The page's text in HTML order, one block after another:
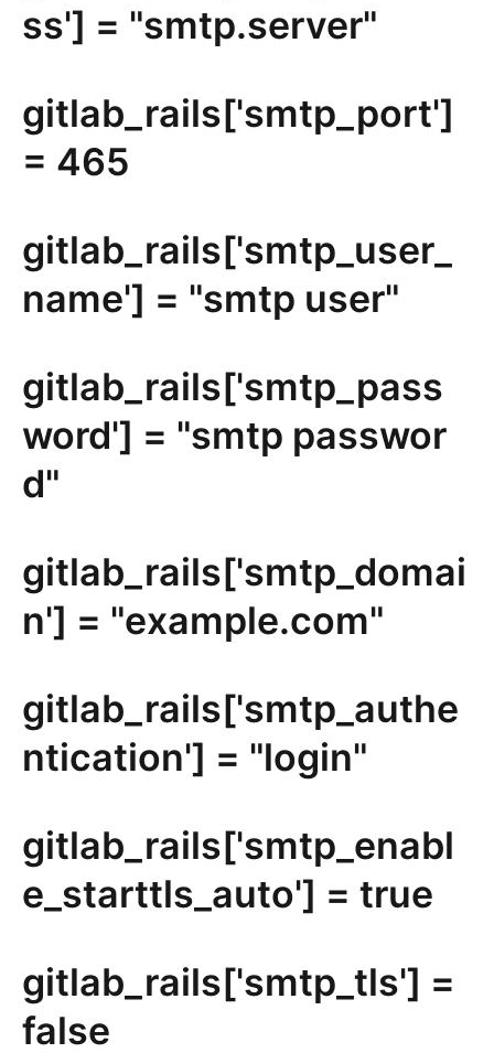
ss'] = "smtp.server"
gitlab_rails['smtp_port']
= 465
gitlab_rails['smtp_user_
name'] = "smtp user"
gitlab_rails['smtp_pass
word'] = "smtp passwor
d"
gitlab_rails['smtp_domai
n'] = "example.com"
gitlab_rails['smtp_authe
ntication'] = "login"
gitlab_rails['smtp_enabl
e_starttls_auto'] = true
gitlab_rails['smtp_tls'] =
false